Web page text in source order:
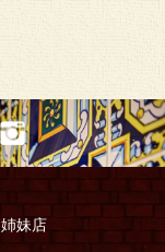
姉妹店